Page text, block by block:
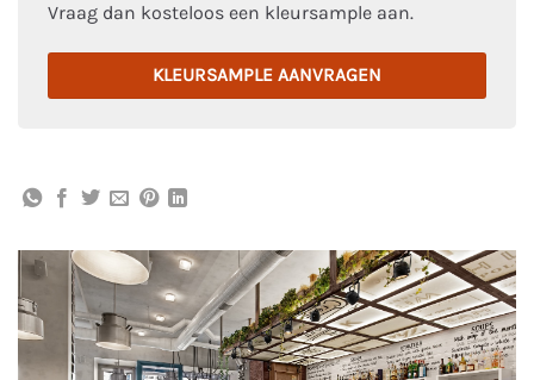
Vraag dan kosteloos een kleursample aan.
KLEURSAMPLE AANVRAGEN